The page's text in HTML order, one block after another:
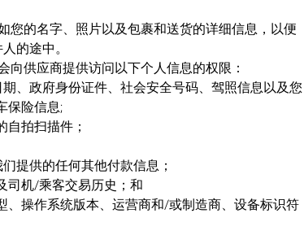
您的名字、照片以及包裹和送货的详细信息，以便
的途中。
供应商提供访问以下个人信息的权限：
、政府身份证件、社会安全号码、驾照信息以及您
保险信息;
拍扫描件；
提供的任何其他付款信息；
司机/乘客交易历史；和
操作系统版本、运营商和/或制造商、设备标识符